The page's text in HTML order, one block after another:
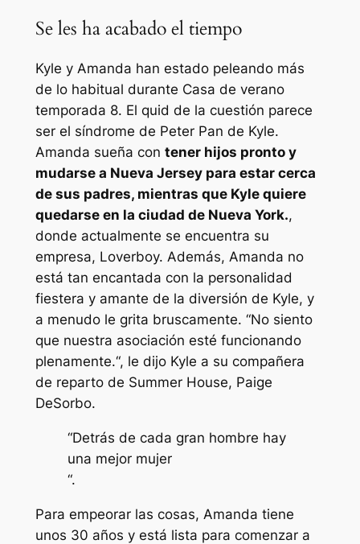
Se les ha acabado el tiempo
Kyle y Amanda han estado peleando más
de lo habitual durante Casa de verano
temporada 8. El quid de la cuestión parece
ser el síndrome de Peter Pan de Kyle.
Amanda sueña con tener hijos pronto y
mudarse a Nueva Jersey para estar cerca
de sus padres, mientras que Kyle quiere
quedarse en la ciudad de Nueva York.,
donde actualmente se encuentra su
empresa, Loverboy. Además, Amanda no
está tan encantada con la personalidad
fiestera y amante de la diversión de Kyle, y
a menudo le grita bruscamente. “No siento
que nuestra asociación esté funcionando
plenamente.“, le dijo Kyle a su compañera
de reparto de Summer House, Paige
DeSorbo.
“Detrás de cada gran hombre hay
una mejor mujer
“.
Para empeorar las cosas, Amanda tiene
unos 30 años y está lista para comenzar a